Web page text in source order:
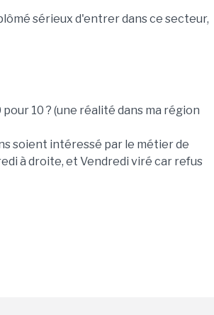
sérieux d'entrer dans ce secteur,
10 ? (une réalité dans ma région
soient intéressé par le métier de
à droite, et Vendredi viré car refus